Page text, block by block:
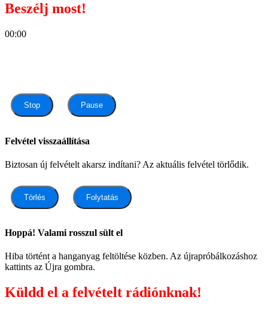
Beszélj most!
00:00
Stop Pause
Felvétel visszaállítása
Biztosan új felvételt akarsz indítani? Az aktuális felvétel törlődik.
Törlés Folytatás
Hoppá! Valami rosszul sült el
Hiba történt a hanganyag feltöltése közben. Az újrapróbálkozáshoz
kattints az Újra gombra.
Küldd el a felvételt rádiónknak!